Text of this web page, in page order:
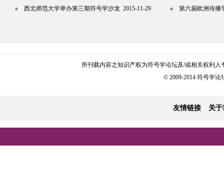
西北师范大学举办第三期符号学沙龙 2015-11-29
第六届欧洲传播
所刊载内容之知识产权为符号学论坛及/或相关权利
© 2009-2014 符号学论
友情链接 关于